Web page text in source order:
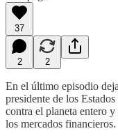
37
2 2
En el último episodio
presidente de los
contra el planeta entero
los mercados financieros.